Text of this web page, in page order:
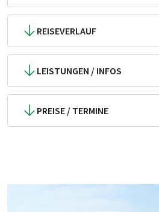
REISEVERLAUF
LEISTUNGEN / INFOS
PREISE / TERMINE